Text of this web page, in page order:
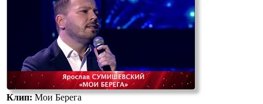
Клип:Мои Берега